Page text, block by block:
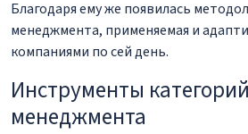
Благодаря ему же появилась
менеджмента, применяемая и
компаниями по сей день.
Инструменты
менеджмента